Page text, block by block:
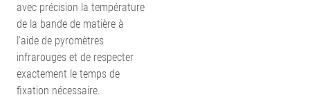
avec précision la température
de la bande de matière à
l'aide de pyromètres
infrarouges et de respecter
exactement le temps de
fixation nécessaire.